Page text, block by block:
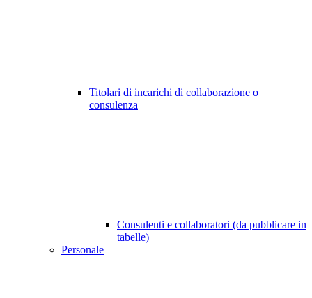
Titolari di incarichi di collaborazione o
consulenza
Consulenti e collaboratori (da pubblicare in
tabelle)
Personale